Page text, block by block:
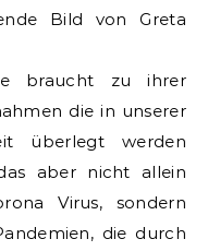
Bild von Greta
braucht zu ihrer
die in unserer
überlegt werden
aber nicht allein
Virus, sondern
die durch